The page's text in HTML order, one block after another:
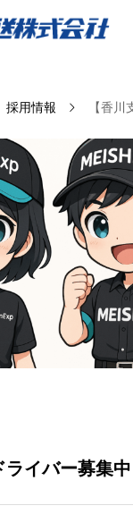
採用情報 【香
ライバー募集中